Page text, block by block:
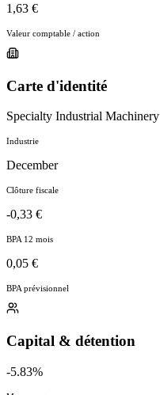
1,63 €
Valeur comptable / action
Carte d'identité
Specialty Industrial Machinery
Industrie
December
Clôture fiscale
-0,33 €
BPA 12 mois
0,05 €
BPA prévisionnel
Capital & détention
-5.83%